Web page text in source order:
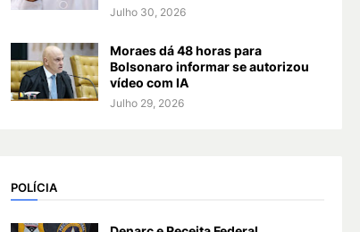
Julho 30, 2026
Moraes dá 48 horas para
Bolsonaro informar se autorizou
vídeo com IA
Julho 29, 2026
POLÍCIA